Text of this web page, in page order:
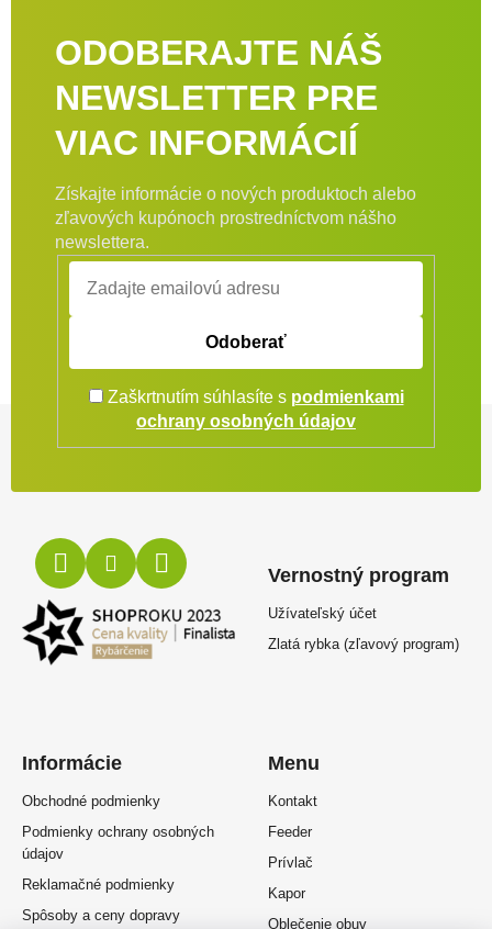
ODOBERAJTE NÁŠ
NEWSLETTER PRE
VIAC INFORMÁCIÍ
Získajte informácie o nových produktoch alebo
zľavových kupónoch prostredníctvom nášho
newslettera.
Odoberať
Zaškrtnutím súhlasíte s podmienkami
ochrany osobných údajov
Informácie
Obchodné podmienky
Podmienky ochrany osobných
údajov
Reklamačné podmienky
Spôsoby a ceny dopravy
Vernostný program
Užívateľský účet
Zlatá rybka (zľavový program)
Menu
Kontakt
Feeder
Prívlač
Kapor
Oblečenie obuv